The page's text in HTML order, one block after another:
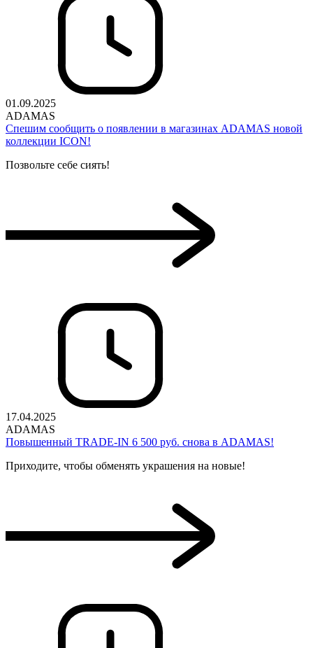
01.09.2025
ADAMAS
Спешим сообщить о появлении в магазинах ADAMAS новой
коллекции ICON!
Позвольте себе сиять!
17.04.2025
ADAMAS
Повышенный TRADE-IN 6 500 руб. снова в ADAMAS!
Приходите, чтобы обменять украшения на новые!